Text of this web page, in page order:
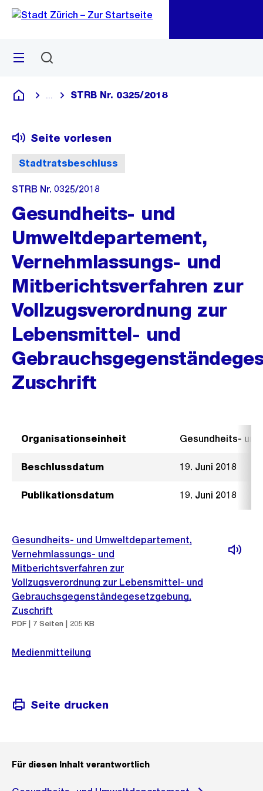
Navigation
Sprunglink
Menü
Deutsch
Blende alle Breadcrumbs ein
STRB Nr. 0325/2018
Stadtratsbeschluss
Seite vorlesen
STRB Nr. 0325/2018
Gesundheits- und
Umweltdepartement,
Vernehmlassungs- und
Mitberichtsverfahren zur
Vollzugsverordnung zur
Lebensmittel- und
Zuschrift
Organisationseinheit Gesundheits-
Beschlussdatum 19. Juni 2018
Publikationsdatum 19. Juni 2018
Gesundheits- und Umweltdepartement,
Vernehmlassungs- und
Mitberichtsverfahren zur
Vollzugsverordnung zur Lebensmittel- und
Gebrauchsgegenständegesetzgebung,
Zuschrift
PDF | 7 Seiten | 205 KB
Medienmitteilung
Seite drucken
Für diesen Inhalt verantwortlich